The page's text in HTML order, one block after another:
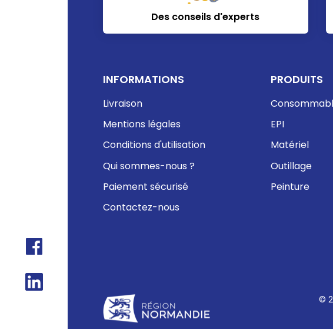
Des conseils d'experts
INFORMATIONS
Livraison
Mentions légales
Conditions d'utilisation
Qui sommes-nous ?
Paiement sécurisé
Contactez-nous
PRODUITS
EPI
Matériel
Outillage
Peinture
©